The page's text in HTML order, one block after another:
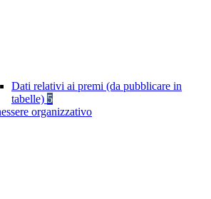
Dati relativi ai premi (da pubblicare in
tabelle) 5
organizzativo